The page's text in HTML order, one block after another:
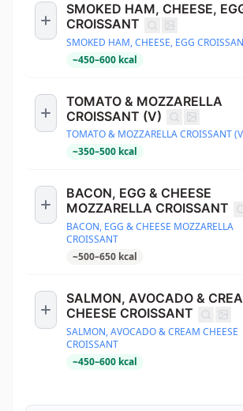
SMOKED HAM, CHEESE,
CROISSANT
SMOKED HAM, CHEESE, EGG
~450–600 kcal
TOMATO & MOZZARELLA
CROISSANT (V)
TOMATO & MOZZARELLA CROISSANT
~350–500 kcal
BACON, EGG & CHEESE
MOZZARELLA CROISSANT
BACON, EGG & CHEESE MOZZARELLA
CROISSANT
~500–650 kcal
SALMON, AVOCADO &
CHEESE CROISSANT
SALMON, AVOCADO & CREAM CHEESE
CROISSANT
~450–600 kcal